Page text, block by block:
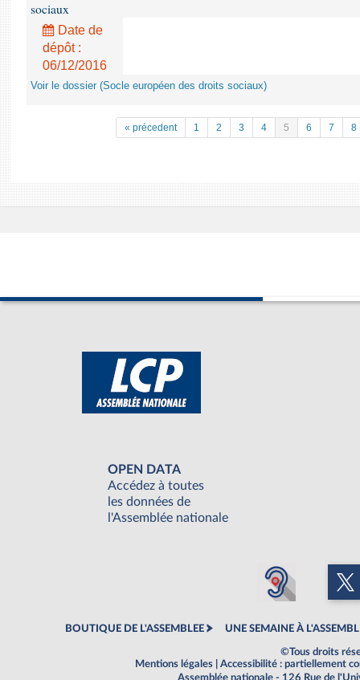
sociaux
Date de
dépôt :
06/12/2016
Voir le dossier (Socle européen des droits sociaux)
« précedent 1 2 3 4 5 6 7 8
OPEN DATA
Accédez à toutes
les données de
l'Assemblée nationale
BOUTIQUE DE L'ASSEMBLEE UNE SEMAINE À
©Tous droits
Mentions légales
Accessibilité : partiellement
Assemblée nationale - 126 Rue de